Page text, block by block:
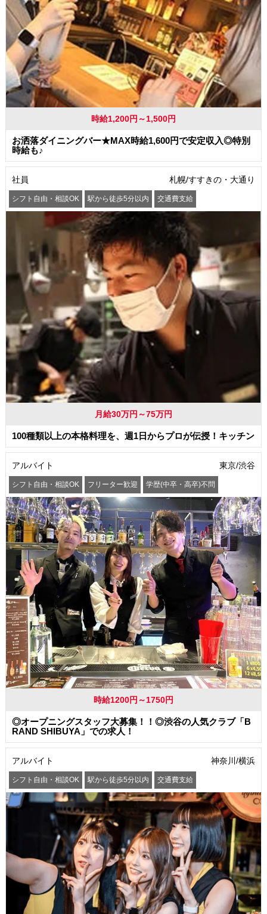
時給1,200円～1,500円
お洒落ダイニングバー★MAX時給1,600円で安定収入◎特別
時給も♪
社員 札幌/すすきの・大通り
シフト自由・相談OK 駅から徒歩5分以内 交通費支給
月給30万円～75万円
100種類以上の本格料理を、週1日からプロが伝授！キッチン
アルバイト 東京/渋谷
シフト自由・相談OK フリーター歓迎 学歴(中卒・高卒)不問
髪型・髪色自由 交通費支給
時給1200円～1750円
◎オープニングスタッフ大募集！！◎渋谷の人気クラブ「B
RAND SHIBUYA」での求人！
アルバイト 神奈川/横浜
シフト自由・相談OK 駅から徒歩5分以内 交通費支給